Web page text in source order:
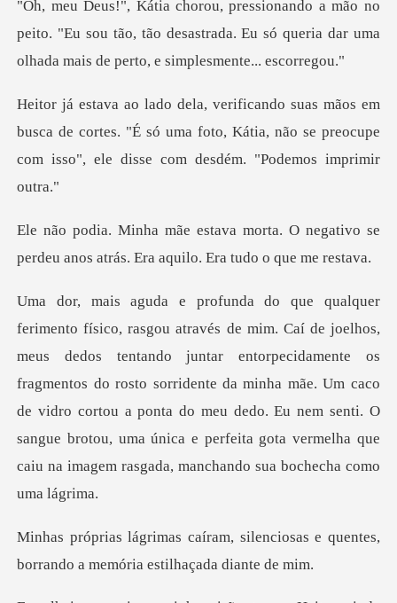
eito. "Eu sou tão, tão desastrada. Eu só queria dar um
busca de cortes. "É só uma foto, Kátia, não se preocupe
a. O negativo se
perdeu anos atrás.
untar entorpecidamente os
fragmentos do rosto sorridente da minha mãe. Um caco
de vidro cortou a ponta do meu dedo. Eu nem se
silenciosas e quentes,
borrando a